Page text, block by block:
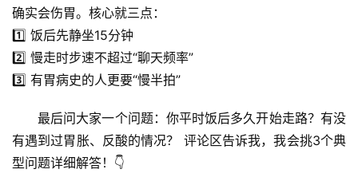
确实会伤胃。核心就三点：
1️⃣ 饭后先静坐15分钟
2️⃣ 慢走时步速不超过“聊天频率”
3️⃣ 有胃病史的人更要“慢半拍”
最后问大家一个问题： 你平时饭后多久开始走路？有没
有遇到过胃胀、反酸的情况？
评论区告诉我，我会挑3个典
型问题详细解答！👇